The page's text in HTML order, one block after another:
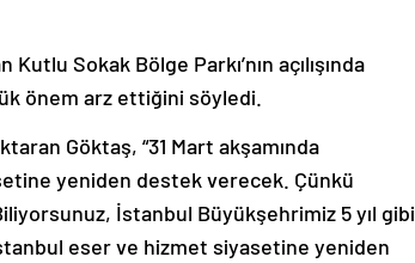
Sokak Bölge Parkı’nın açılışında
önem arz ettiğini söyledi.
Göktaş, “31 Mart akşamında
yeniden destek verecek. Çünkü
İstanbul Büyükşehrimiz 5 yıl gibi
eser ve hizmet siyasetine yeniden